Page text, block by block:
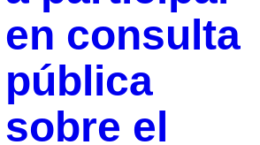
en consulta
pública
sobre el